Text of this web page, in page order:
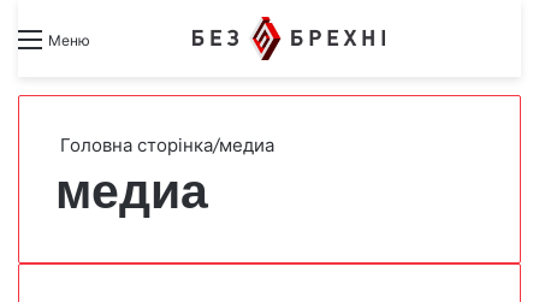
Меню Search forSwitch skin
Головна сторінка/медиа
медиа